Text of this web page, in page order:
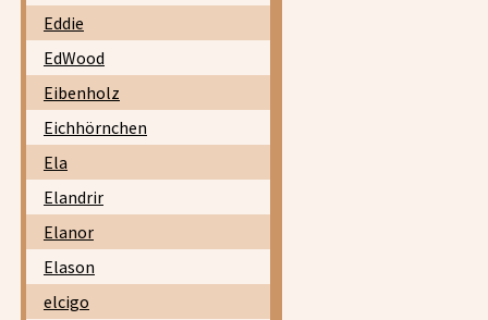
Eddie
EdWood
Eibenholz
Eichhörnchen
Ela
Elandrir
Elanor
Elason
elcigo